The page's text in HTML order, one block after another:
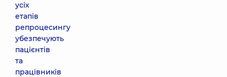
усіх
етапів
репроцесингу
убезпечують
пацієнтів
та
працівників